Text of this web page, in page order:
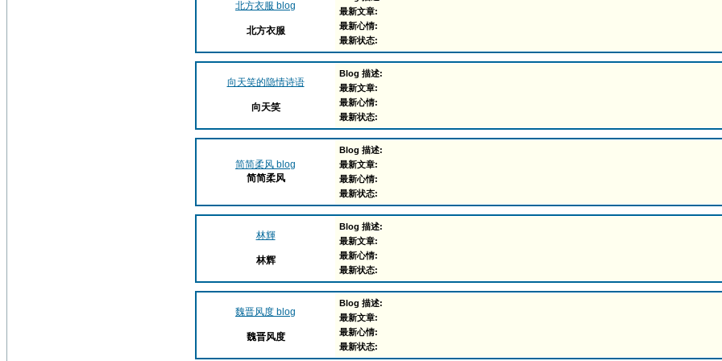
北方衣服 blog
北方衣服
最新文章:
最新心情:
最新状态:
向天笑的隐情诗语
向天笑
Blog 描述:
最新文章:
最新心情:
最新状态:
简简柔风 blog
简简柔风
Blog 描述:
最新文章:
最新心情:
最新状态:
林輝
林辉
Blog 描述:
最新文章:
最新心情:
最新状态:
魏晋风度 blog
魏晋风度
Blog 描述:
最新文章:
最新心情:
最新状态: